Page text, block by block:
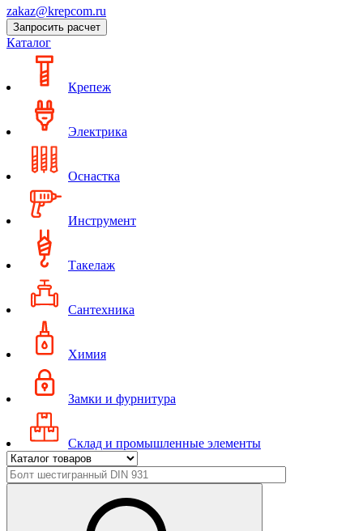
zakaz@krepcom.ru
Запросить расчет
Каталог
Крепеж
Электрика
Оснастка
Инструмент
Такелаж
Сантехника
Химия
Замки и фурнитура
Склад и промышленные элементы